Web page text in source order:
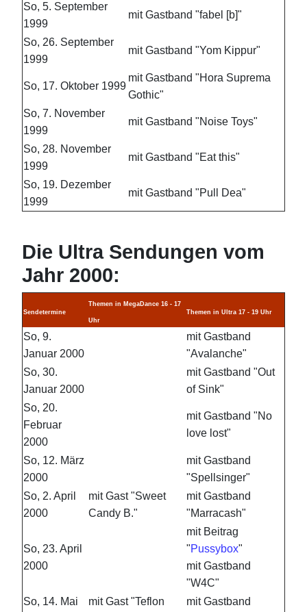
So, 5. September
1999
mit Gastband "fabel [b]"
So, 26. September
1999
mit Gastband "Yom Kippur"
So, 17. Oktober 1999
mit Gastband "Hora Suprema
Gothic"
So, 7. November
1999
mit Gastband "Noise Toys"
So, 28. November
1999
mit Gastband "Eat this"
So, 19. Dezember
1999
mit Gastband "Pull Dea"
Die Ultra Sendungen vom
Jahr 2000:
Sendetermine
Themen in MegaDance 16 - 17
Uhr
Themen in Ultra 17 - 19 Uhr
So, 9.
Januar 2000
mit Gastband
"Avalanche"
So, 30.
Januar 2000
mit Gastband "Out
of Sink"
So, 20.
Februar
2000
mit Gastband "No
love lost"
So, 12. März
2000
mit Gastband
"Spellsinger"
So, 2. April
2000
mit Gast "Sweet
Candy B."
mit Gastband
"Marracash"
So, 23. April
2000
mit Beitrag
"Pussybox"
mit Gastband
"W4C"
So, 14. Mai
mit Gast "Teflon
mit Gastband